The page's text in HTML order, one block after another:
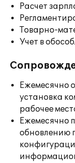
Расчет
Товарно-
Учет в
Ежемесячно
установка
рабочее
Ежемесячно
обновлению